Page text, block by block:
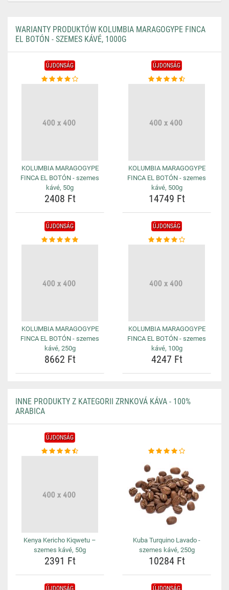
WARIANTY PRODUKTÓW KOLUMBIA MARAGOGYPE FINCA
EL BOTÓN - SZEMES KÁVÉ, 1000G
ÚJDONSÁG
KOLUMBIA MARAGOGYPE
FINCA EL BOTÓN - szemes
kávé, 50g
2408 Ft
ÚJDONSÁG
KOLUMBIA MARAGOGYPE
FINCA EL BOTÓN - szemes
kávé, 500g
14749 Ft
ÚJDONSÁG
KOLUMBIA MARAGOGYPE
FINCA EL BOTÓN - szemes
kávé, 250g
8662 Ft
ÚJDONSÁG
KOLUMBIA MARAGOGYPE
FINCA EL BOTÓN - szemes
kávé, 100g
4247 Ft
INNE PRODUKTY Z KATEGORII ZRNKOVÁ KÁVA - 100%
ARABICA
ÚJDONSÁG
Kenya Kericho Kiqwetu –
szemes kávé, 50g
2391 Ft
Kuba Turquino Lavado -
szemes kávé, 250g
10284 Ft
ÚJDONSÁG ÚJDONSÁG